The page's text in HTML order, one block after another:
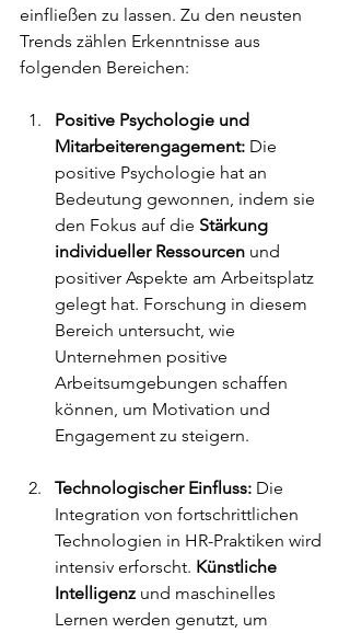
einfließen zu lassen. Zu den neusten
Trends zählen Erkenntnisse aus
folgenden Bereichen:
Positive Psychologie und
Mitarbeiterengagement: Die
positive Psychologie hat an
Bedeutung gewonnen, indem sie
den Fokus auf die Stärkung
individueller Ressourcen und
positiver Aspekte am Arbeitsplatz
gelegt hat. Forschung in diesem
Bereich untersucht, wie
Unternehmen positive
Arbeitsumgebungen schaffen
können, um Motivation und
Engagement zu steigern.
Technologischer Einfluss: Die
Integration von fortschrittlichen
Technologien in HR-Praktiken wird
intensiv erforscht. Künstliche
Intelligenz und maschinelles
Lernen werden genutzt, um